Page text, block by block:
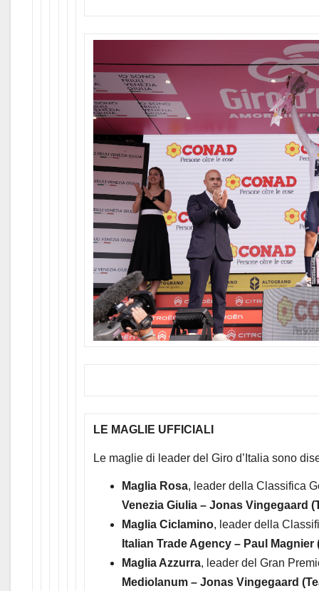
LE MAGLIE UFFICIALI
Le maglie di leader del Giro d’Italia sono
Maglia Rosa, leader della Classifica
Venezia Giulia – Jonas Vingegaard
Maglia Ciclamino, leader della
Italian Trade Agency – Paul
Maglia Azzurra, leader del Gran
Mediolanum – Jonas Vingegaard